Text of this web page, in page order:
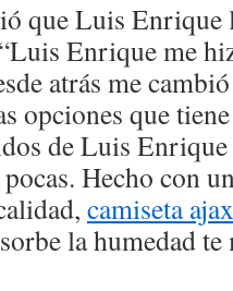
que Luis Enrique
Enrique me
atrás me
opciones que
de Luis
Hecho con
camiseta
la humedad